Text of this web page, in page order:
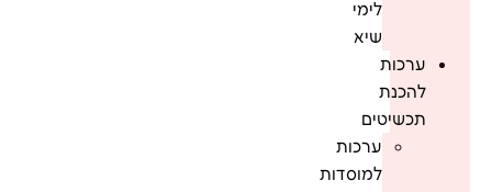
לימי
שיא
ערכות
להכנת
תכשיטים
ערכות
למוסדות